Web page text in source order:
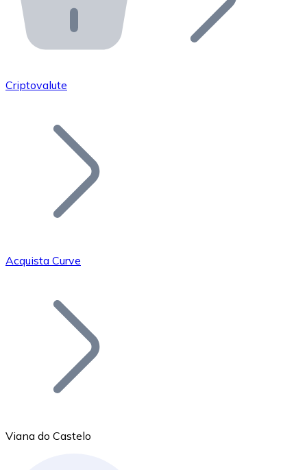
API Bitnovo
Integra la nostra API nel tuo ecosistema.
Unisciti alla nostra rete di rivenditori e
Aggiungi il token del tuo progetto al nostro servizio di
Bitcoin
Criptovalute
Acquista Curve
Viana do Castelo